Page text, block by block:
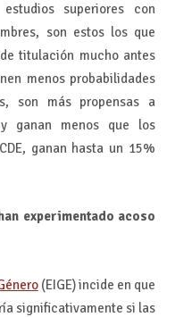
superiores con
son estos los que
titulación mucho antes
menos probabilidades
son más propensas a
ganan menos que los
ganan hasta un 15%
experimentado acoso
(EIGE) incide en que
significativamente si las